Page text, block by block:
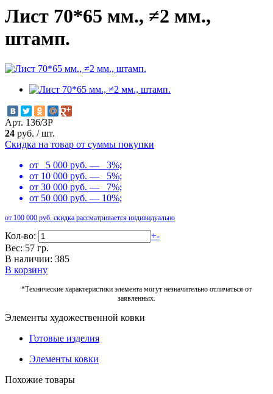
Лист 70*65 мм., ≠2 мм.,
штамп.
Арт. 136/3Р
24 руб. /шт.
Скидка на товар от суммы покупки
от 5 000 руб. — 3%;
от 10 000 руб. — 5%;
от 30 000 руб. — 7%;
от 50 000 руб. — 10%;
от 100 000 руб. скидка рассматривается индивидуально
Кол-во: +-
Вес: 57 гр.
В наличии: 385
В корзину
*Технические характеристики элемента могут незначительно отличаться от
заявленных.
Элементы художественной ковки
Готовые изделия
Элементы ковки
Похожие товары